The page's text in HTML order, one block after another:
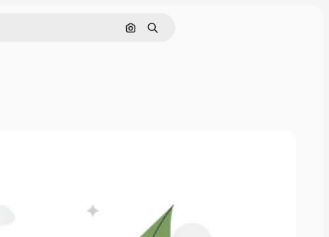
Nach Bild suchen
Suchen